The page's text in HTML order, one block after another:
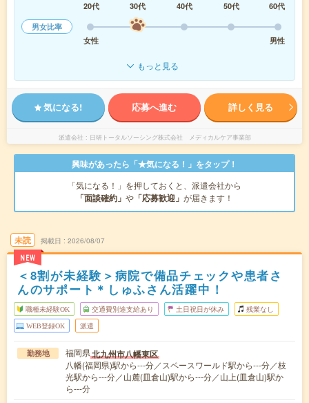
20代
30代 40代 50代
60代
男女比率
女性
男性
もっと見る
気になる! 応募へ進む 詳しく見る
派遣会社 日研トータルソーシング株式会社 メディカルケア事業部
興味があったら「★気になる！」をタップ！
「気になる！」を押しておくと、派遣会社から
「面談確約」 や 「応募歓迎」 が届きます！
未読
NEW
掲載日 2026/08/07
＜8割が未経験＞病院で備品チェックや患者さ
んのサポート＊しゅふさん活躍中！
職種未経験OK 交通費別途支給あり 土日祝日が休み 残業なし
WEB登録OK 派遣
勤務地 福岡県北九州市八幡東区
八幡(福岡県)駅から---分／スペースワールド駅から---分／枝
光駅から---分／山麓(皿倉山)駅から---分／山上(皿倉山)駅か
ら---分